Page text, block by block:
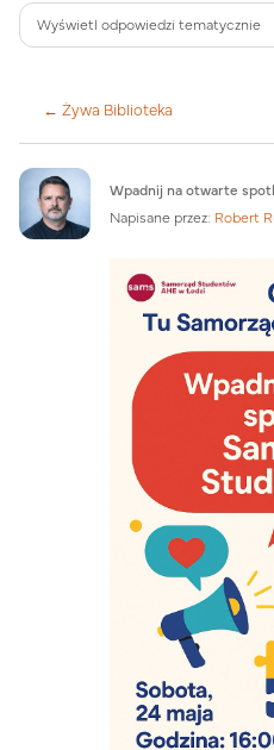
← Żywa Biblioteka
Wpadnij na otwarte
Napisane przez: Robert
Liczba odpowiedzi: 0